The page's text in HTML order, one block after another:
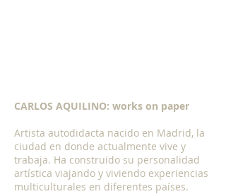
CARLOS AQUILINO: works on paper
Artista autodidacta nacido en Madrid, la
ciudad en donde actualmente vive y
trabaja. Ha construido su personalidad
artística viajando y viviendo experiencias
multiculturales en diferentes países.